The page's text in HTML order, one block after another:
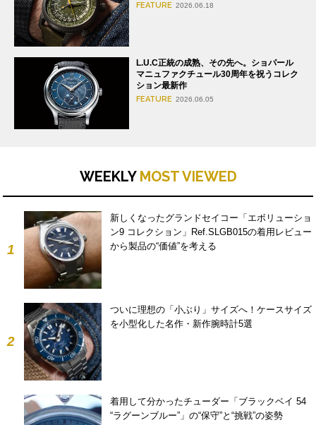
FEATURE 2026.06.18
L.U.C正統の成熟、その先へ。ショパール
マニュファクチュール30周年を祝うコレク
ション最新作
FEATURE 2026.06.05
WEEKLY MOST VIEWED
1
新しくなったグランドセイコー「エボリューショ
ン9 コレクション」Ref.SLGB015の着用レビュー
から製品の“価値”を考える
2
ついに理想の「小ぶり」サイズへ！ケースサイズ
を小型化した名作・新作腕時計5選
着用して分かったチューダー「ブラックベイ 54
“ラグーンブルー”」の“保守”と“挑戦”の姿勢